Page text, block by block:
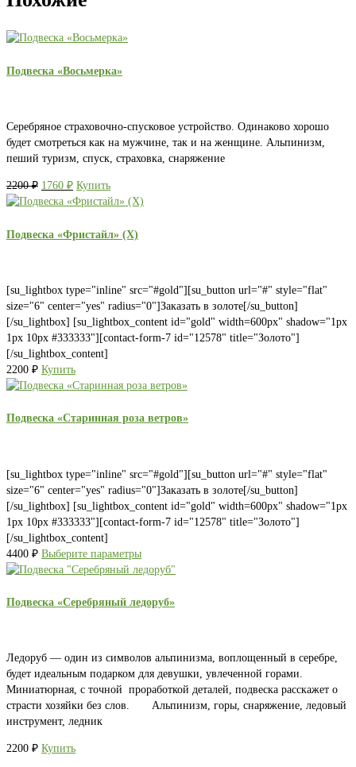
Подвеска «Восьмерка»
Серебряное страховочно-спусковое устройство. Одинаково хорошо
будет смотреться как на мужчине, так и на женщине. Альпинизм,
пеший туризм, спуск, страховка, снаряжение
2200₽ Первоначальная
цена
2200 ₽.
1760 ₽Текущая
цена:
Купить
Подвеска «Фристайл» (X)
[su_lightbox type="inline" src="#gold"][su_button url="#" style="flat"
size="6" center="yes" radius="0"]Заказать в золоте[/su_button]
[/su_lightbox] [su_lightbox_content id="gold" width=600px" shadow="1px
1px 10px #333333"][contact-form-7 id="12578" title="Золото"]
[/su_lightbox_content]
2200 ₽ Купить
Подвеска «Старинная роза ветров»
[su_lightbox type="inline" src="#gold"][su_button url="#" style="flat"
size="6" center="yes" radius="0"]Заказать в золоте[/su_button]
[/su_lightbox] [su_lightbox_content id="gold" width=600px" shadow="1px
1px 10px #333333"][contact-form-7 id="12578" title="Золото"]
[/su_lightbox_content]
4400 ₽ Выберите параметры
Подвеска «Серебряный ледоруб»
Ледоруб — один из символов альпинизма, воплощенный в серебре,
будет идеальным подарком для девушки, увлеченной горами.
Миниатюрная, с точной проработкой деталей, подвеска расскажет о
страсти хозяйки без слов. Альпинизм, горы, снаряжение, ледовый
инструмент, ледник
2200 ₽ Купить